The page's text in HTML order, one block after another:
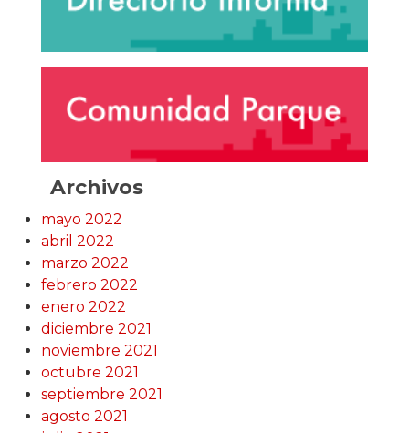
Archivos
mayo 2022
abril 2022
marzo 2022
febrero 2022
enero 2022
diciembre 2021
noviembre 2021
octubre 2021
septiembre 2021
agosto 2021